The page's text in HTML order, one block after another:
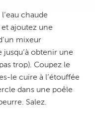
chaude
ajoutez une
mixeur
obtenir une
trop). Coupez le
le cuire à l’étouffée
dans une poêle
Salez.